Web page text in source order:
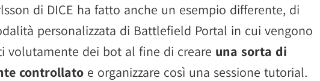
di DICE ha fatto anche un esempio differente, di
personalizzata di Battlefield Portal in cui vengono
volutamente dei bot al fine di creare una sorta di
controllato e organizzare così una sessione tutorial.